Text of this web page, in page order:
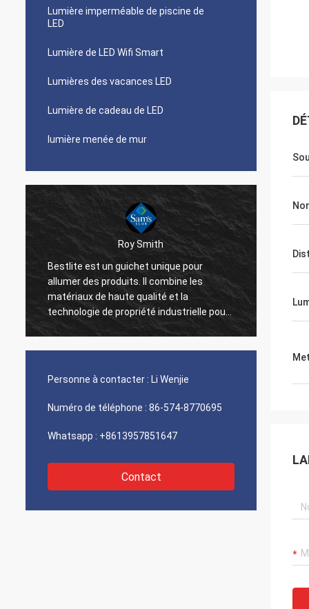
Lumière imperméable de piscine de
LED
Lumière de LED Wifi Smart
Lumières des vacances LED
Lumière de cadeau de LED
lumière menée de mur
Roy Smith
Bestlite est un guichet unique pour
allumer des produits. Il combine les
matériaux de haute qualité et la
technologie de propriété industrielle pour
créer les produits légers les plus lumineux
un certain nombre de projets que nous
travaillons dessus. Je suis sûr nous
tout
Personne à contacter : Li Wenjie
Numéro de téléphone : 86-574-8770695
Whatsapp : +8613957851647
Contact